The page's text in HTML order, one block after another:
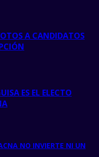
A CANDIDATOS
ES EL ELECTO
NO INVIERTE NI UN